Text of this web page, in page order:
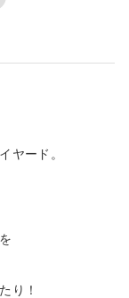
ヤード。
り！